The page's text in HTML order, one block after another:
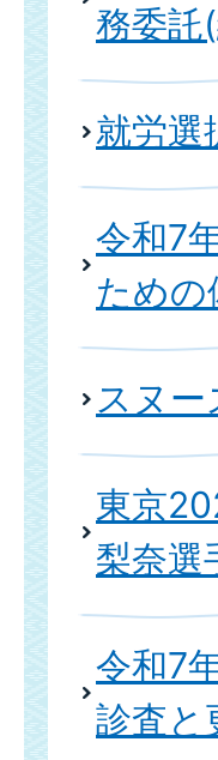
務委託
就労選
令和7
ための
スヌ
東京
梨奈選
令和7
診査と